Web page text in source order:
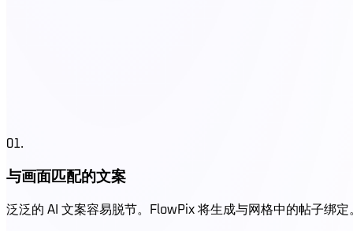
01.
与画面匹配的文案
泛泛的 AI 文案容易脱节。FlowPix 将生成与网格中的帖子绑定